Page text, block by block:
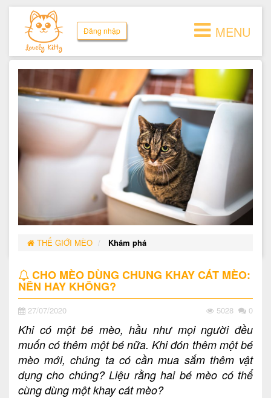
Đăng nhập
THẾ GIỚI MÈO Khám phá
CHO MÈO DÙNG CHUNG KHAY CÁT MÈO:
NÊN HAY KHÔNG?
27/07/2020 5028 0
Khi có một bé mèo, hầu như mọi người đều
muốn có thêm một bé nữa. Khi đón thêm một bé
mèo mới, chúng ta có cần mua sắm thêm vật
dụng cho chúng? Liệu rằng hai bé mèo có thể
cùng dùng một khay cát mèo?
MENU